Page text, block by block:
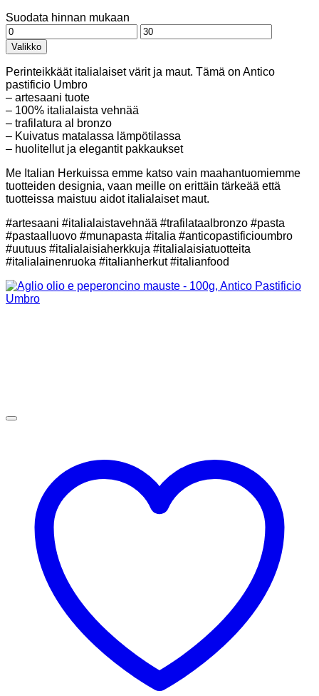
Suodata hinnan mukaan
Minimihinta
Maksimihinta
Valikko
Perinteikkäät italialaiset värit ja maut. Tämä on Antico
pastificio Umbro
– artesaani tuote
– 100% italialaista vehnää
– trafilatura al bronzo
– Kuivatus matalassa lämpötilassa
– huolitellut ja elegantit pakkaukset
Me Italian Herkuissa emme katso vain maahantuomiemme
tuotteiden designia, vaan meille on erittäin tärkeää että
tuotteissa maistuu aidot italialaiset maut.
#artesaani #italialaistavehnää #trafilataalbronzo #pasta
#pastaalluovo #munapasta #italia #anticopastificioumbro
#uutuus #italialaisiaherkkuja #italialaisiatuotteita
#italialainenruoka #italianherkut #italianfood